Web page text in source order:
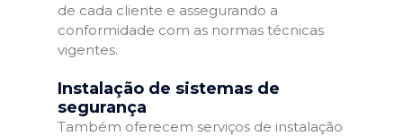
de cada cliente e assegurando a
conformidade com as normas técnicas
vigentes.
Instalação de sistemas de
segurança
Também oferecem serviços de instalação